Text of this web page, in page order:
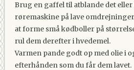
Brug en gaffel til atblande det
røremaskine på lave
at forme små kødboller på
rul dem derefter i hvedemel.
Varmen pande godt op med olie i
efterhånden som du får dem lavet.